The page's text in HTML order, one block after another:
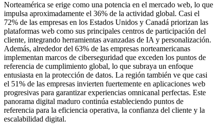
Norteamérica se erige como una potencia en el mercado web, lo que
impulsa aproximadamente el 36% de la actividad global. Casi el
72% de las empresas en los Estados Unidos y Canadá priorizan las
plataformas web como sus principales centros de participación del
cliente, integrando herramientas avanzadas de IA y personalización.
Además, alrededor del 63% de las empresas norteamericanas
implementan marcos de ciberseguridad que exceden los puntos de
referencia de cumplimiento global, lo que subraya un enfoque
entusiasta en la protección de datos. La región también ve que casi
el 51% de las empresas invierten fuertemente en aplicaciones web
progresivas para garantizar experiencias omnicanal perfectas. Este
panorama digital maduro continúa estableciendo puntos de
referencia para la eficiencia operativa, la confianza del cliente y la
escalabilidad digital.